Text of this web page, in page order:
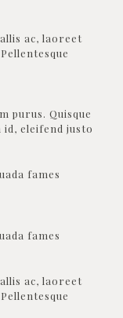
ac, laoreet
purus. Quisque
eleifend justo
fames
fames
ac, laoreet